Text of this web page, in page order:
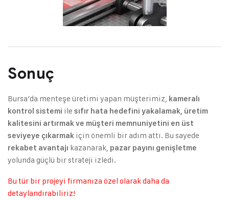
Sonuç
Bursa’da menteşe üretimi yapan müşterimiz, kameralı
kontrol sistemi ile sıfır hata hedefini yakalamak, üretim
kalitesini artırmak ve müşteri memnuniyetini en üst
seviyeye çıkarmak için önemli bir adım attı. Bu sayede
rekabet avantajı kazanarak, pazar payını genişletme
yolunda güçlü bir strateji izledi.
Bu tür bir projeyi firmanıza özel olarak daha da
detaylandırabiliriz!